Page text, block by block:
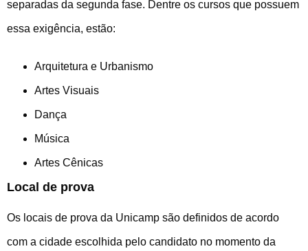
separadas da segunda fase. Dentre os cursos que possuem
essa exigência, estão:
Arquitetura e Urbanismo
Artes Visuais
Dança
Música
Artes Cênicas
Local de prova
Os locais de prova da Unicamp são definidos de acordo
com a cidade escolhida pelo candidato no momento da